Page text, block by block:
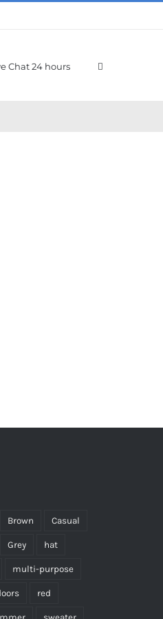
Chat 24 hours
Brown Casual
Grey hat
multi-purpose
red